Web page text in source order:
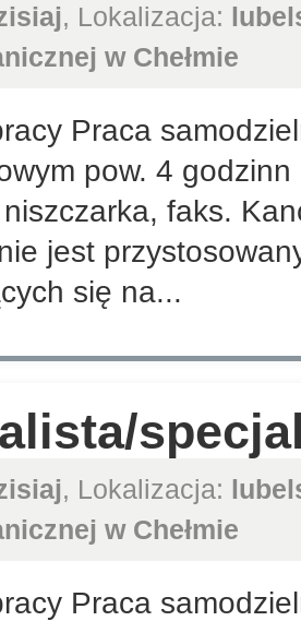
, Lokalizacja:
w Chełmie
Praca
pow. 4
faks.
jest
się na...
, Lokalizacja:
w Chełmie
Praca